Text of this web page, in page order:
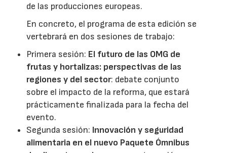
de las producciones europeas.
En concreto, el programa de esta edición se
vertebrará en dos sesiones de trabajo:
Primera sesión: El futuro de las OMG de
frutas y hortalizas: perspectivas de las
regiones y del sector: debate conjunto
sobre el impacto de la reforma, que estará
prácticamente finalizada para la fecha del
evento.
Segunda sesión: Innovación y seguridad
alimentaria en el nuevo Paquete Ómnibus